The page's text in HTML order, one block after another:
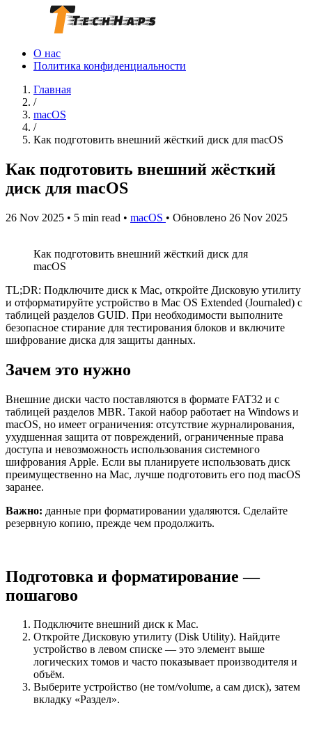
О нас
Политика конфиденциальности
Главная
/
macOS
/
Как подготовить внешний жёсткий диск для macOS
Как подготовить внешний жёсткий
диск для macOS
26 Nov 2025 • 5 min read • macOS • Обновлено 26 Nov 2025
Как подготовить внешний жёсткий диск для
macOS
TL;DR: Подключите диск к Mac, откройте Дисковую утилиту
и отформатируйте устройство в Mac OS Extended (Journaled) с
таблицей разделов GUID. При необходимости выполните
безопасное стирание для тестирования блоков и включите
шифрование диска для защиты данных.
Зачем это нужно
Внешние диски часто поставляются в формате FAT32 и с
таблицей разделов MBR. Такой набор работает на Windows и
macOS, но имеет ограничения: отсутствие журналирования,
ухудшенная защита от повреждений, ограниченные права
доступа и невозможность использования системного
шифрования Apple. Если вы планируете использовать диск
преимущественно на Mac, лучше подготовить его под macOS
заранее.
Важно: данные при форматировании удаляются. Сделайте
резервную копию, прежде чем продолжить.
Подготовка и форматирование —
пошагово
Подключите внешний диск к Mac.
Откройте Дисковую утилиту (Disk Utility). Найдите
устройство в левом списке — это элемент выше
логических томов и часто показывает производителя и
объём.
Выберите устройство (не том/volume, а сам диск), затем
вкладку «Раздел».